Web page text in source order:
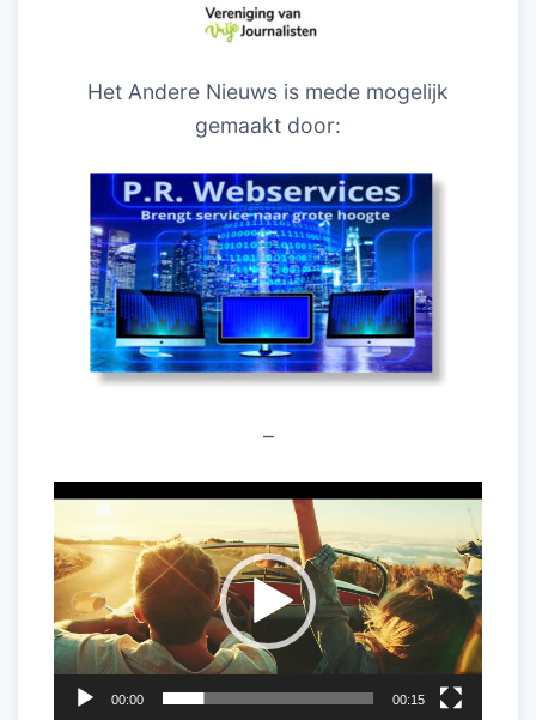
Het Andere Nieuws is mede mogelijk
gemaakt door:
–
Videospeler
00:00 00:15